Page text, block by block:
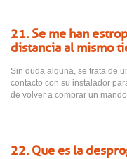
21. Se me han
distancia al mismo
Sin duda alguna, se trata de
contacto con su instalador
de volver a comprar un mando.
22. Que es la